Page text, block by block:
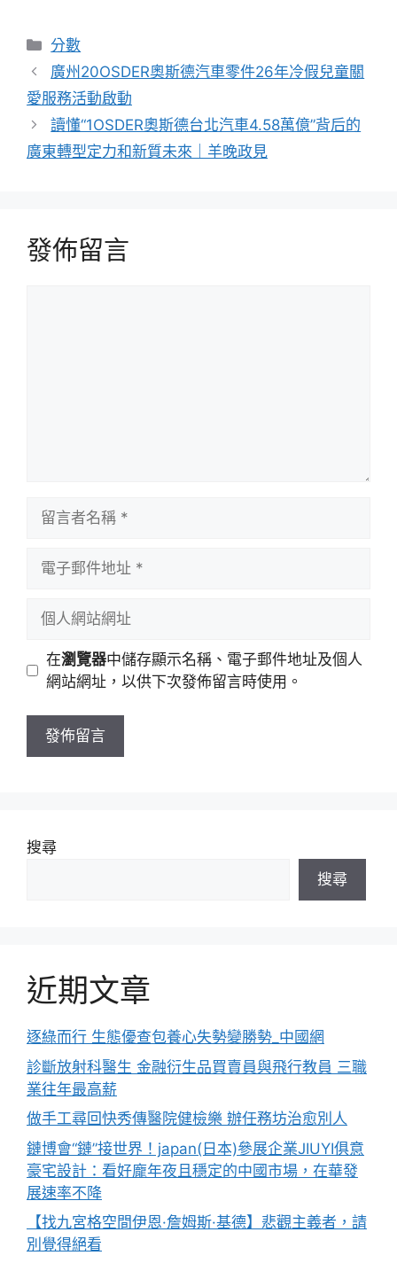
分
類
分數
廣州20OSDER奧斯德汽車零件26年冷假兒童關
愛服務活動啟動
讀懂“1OSDER奧斯德台北汽車4.58萬億”背后的
廣東轉型定力和新質未來｜羊晚政見
發佈留言
址
站
址
在瀏覽器中儲存顯示名稱、電子郵件地址及個人
網站網址，以供下次發佈留言時使用。
搜尋
搜尋
近期文章
逐綠而行 生態優查包養心失勢變勝勢_中國網
診斷放射科醫生 金融衍生品買賣員與飛行教員 三職
業往年最高薪
做手工尋回快秀傳醫院健檢樂 辦任務坊治愈別人
鏈博會“鏈”接世界！japan(日本)參展企業JIUYI俱意
豪宅設計：看好龐年夜且穩定的中國市場，在華發
展速率不降
【找九宮格空間伊恩·詹姆斯·基德】悲觀主義者，請
別覺得絕看